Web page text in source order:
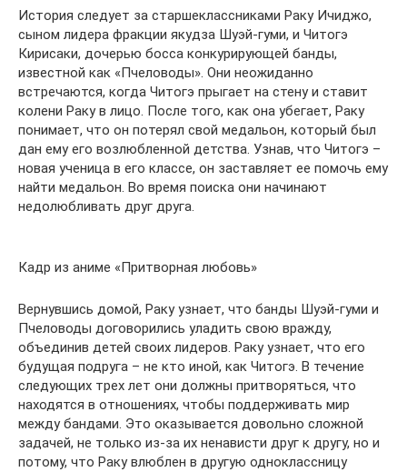
История следует за старшеклассниками Раку Ичиджо,
сыном лидера фракции якудза Шуэй-гуми, и Читогэ
Кирисаки, дочерью босса конкурирующей банды,
известной как «Пчеловоды». Они неожиданно
встречаются, когда Читогэ прыгает на стену и ставит
колени Раку в лицо. После того, как она убегает, Раку
понимает, что он потерял свой медальон, который был
дан ему его возлюбленной детства. Узнав, что Читогэ –
новая ученица в его классе, он заставляет ее помочь ему
найти медальон. Во время поиска они начинают
недолюбливать друг друга.
Кадр из аниме «Притворная любовь»
Вернувшись домой, Раку узнает, что банды Шуэй-гуми и
Пчеловоды договорились уладить свою вражду,
объединив детей своих лидеров. Раку узнает, что его
будущая подруга – не кто иной, как Читогэ. В течение
следующих трех лет они должны притворяться, что
находятся в отношениях, чтобы поддерживать мир
между бандами. Это оказывается довольно сложной
задачей, не только из-за их ненависти друг к другу, но и
потому, что Раку влюблен в другую одноклассницу